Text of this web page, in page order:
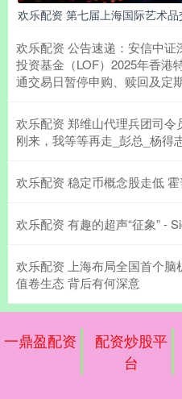
欢乐配资 第七届上海国际艺术
欢乐配资 公告速递：安信中
投资基金（LOF）2025年香港
通交易日暂停申购、赎回及定
欢乐配资 郑维山代理兵团司
刚来，我等等再走_彭总_杨得
欢乐配资 稳定币概念股走低
欢乐配资 有趣的超声“征象” -
欢乐配资 上海布局全国首个
值卷生态 背后有何深意
一鼎盈配资
配资炒股平
台